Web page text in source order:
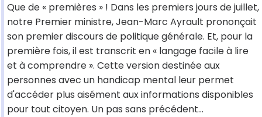
Que de « premières » ! Dans les premiers jours de juillet,
notre Premier ministre, Jean-Marc Ayrault prononçait
son premier discours de politique générale. Et, pour la
première fois, il est transcrit en « langage facile à lire
et à comprendre ». Cette version destinée aux
personnes avec un handicap mental leur permet
d'accéder plus aisément aux informations disponibles
pour tout citoyen. Un pas sans précédent...